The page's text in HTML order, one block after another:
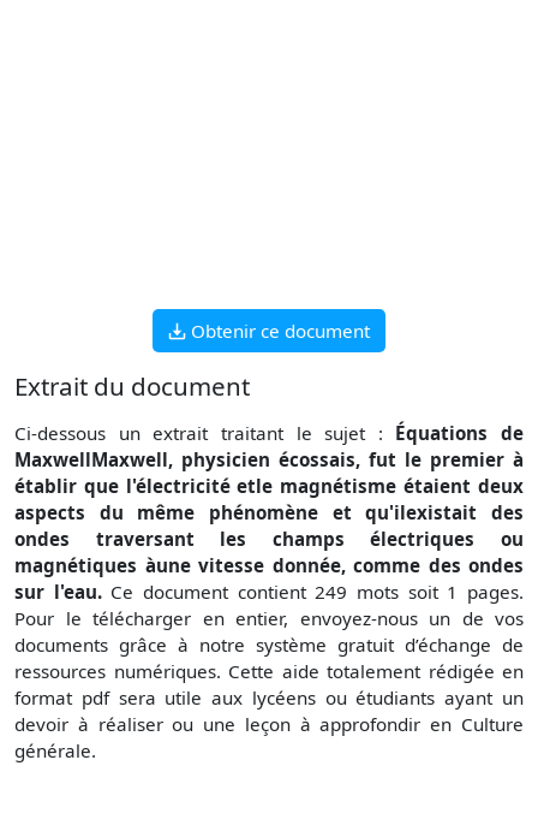
Obtenir ce document
Extrait du document
Ci-dessous un extrait traitant le sujet : Équations de
MaxwellMaxwell, physicien écossais, fut le premier à
établir que l'électricité etle magnétisme étaient deux
aspects du même phénomène et qu'ilexistait des
ondes traversant les champs électriques ou
magnétiques àune vitesse donnée, comme des ondes
sur l'eau.Ce document contient 249 mots soit 1 pages.
Pour le télécharger en entier, envoyez-nous un de vos
documents grâce à notre système gratuit d’échange de
ressources numériques. Cette aide totalement rédigée en
format pdf sera utile aux lycéens ou étudiants ayant un
devoir à réaliser ou une leçon à approfondir en Culture
générale.